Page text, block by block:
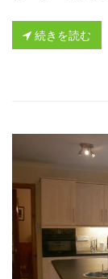
続きを読む